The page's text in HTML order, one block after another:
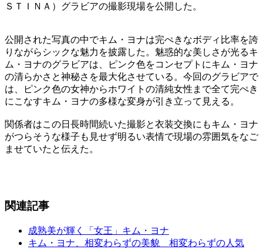
ＳＴＩＮＡ）グラビアの撮影現場を公開した。
公開された写真の中でキム・ヨナは完ぺきなボディ比率を誇
りながらシックな魅力を披露した。魅惑的な美しさが光るキ
ム・ヨナのグラビアは、ピンク色をコンセプトにキム・ヨナ
の清らかさと神秘さを最大化させている。今回のグラビアで
は、ピンク色の女神からホワイトの清純女性まで全て完ぺき
にこなすキム・ヨナの多様な変身が引き立って見える。
関係者はこの日長時間続いた撮影と衣装交換にもキム・ヨナ
がつらそうな様子も見せず明るい表情で現場の雰囲気をなご
ませていたと伝えた。
関連記事
成熟美が輝く「女王」キム・ヨナ
キム・ヨナ、相変わらずの美貌 相変わらずの人気